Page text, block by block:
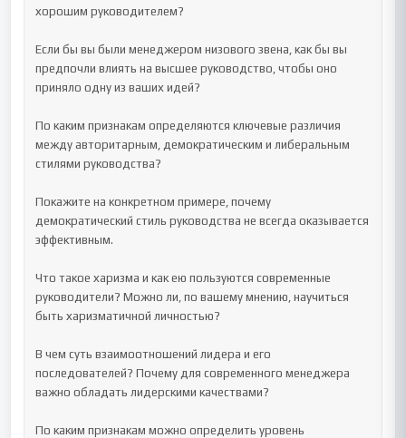
хорошим руководителем?
Если бы вы были менеджером низового звена, как бы вы
предпочли влиять на высшее руководство, чтобы оно
приняло одну из ваших идей?
По каким признакам определяются ключевые различия
между авторитарным, демократическим и либеральным
стилями руководства?
Покажите на конкретном примере, почему
демократический стиль руководства не всегда оказывается
эффективным.
Что такое харизма и как ею пользуются современные
руководители? Можно ли, по вашему мнению, научиться
быть харизматичной личностью?
В чем суть взаимоотношений лидера и его
последователей? Почему для современного менеджера
важно обладать лидерскими качествами?
По каким признакам можно определить уровень